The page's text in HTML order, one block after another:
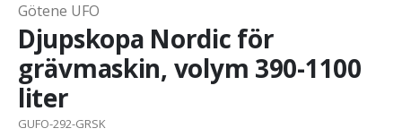
Götene UFO
Djupskopa Nordic för
grävmaskin, volym 390-1100
liter
GUFO-292-GRSK